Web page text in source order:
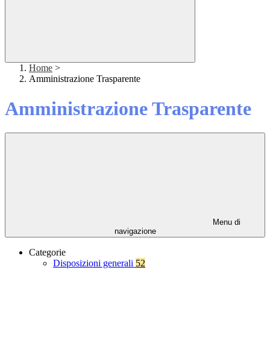
Home >
Amministrazione Trasparente
Amministrazione Trasparente
Menu di
navigazione
Categorie
Disposizioni generali 52